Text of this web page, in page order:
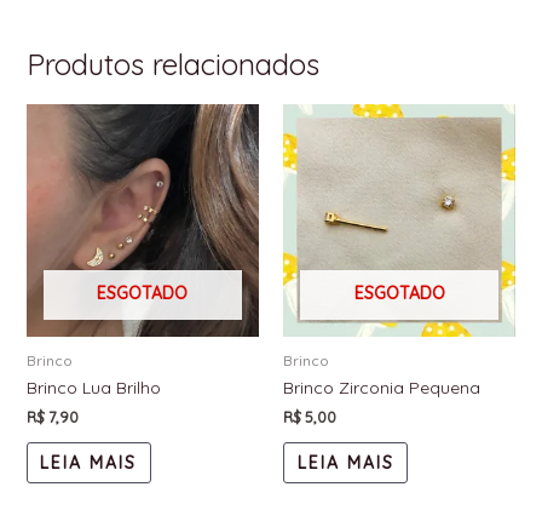
Produtos relacionados
ESGOTADO
Brinco
Brinco Lua Brilho
R$7,90
LEIA MAIS
ESGOTADO
Brinco
Brinco Zirconia Pequena
R$5,00
LEIA MAIS